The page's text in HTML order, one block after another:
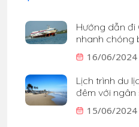
Hướng dẫn
nhanh chóng
16/06/2024
Lịch trình du
đêm với ngân
15/06/2024